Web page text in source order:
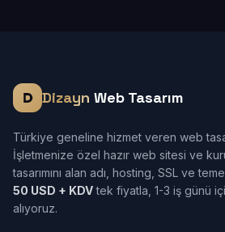
Dizayn Web Tasarım
Türkiye geneline hizmet veren web
İşletmenize özel hazır web sitesi ve
tasarımını alan adı, hosting, SSL ve
50 USD + KDVtek fiyatla, 1-3 iş günü
alıyoruz.